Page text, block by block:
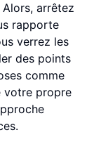
arrêtez
rapporte
verrez les
des points
comme
votre propre